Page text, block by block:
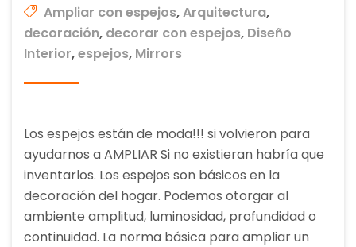
Ampliar con espejos,Arquitectura,
decoración, decorar con espejos, Diseño
Interior,espejos, Mirrors
Los espejos están de moda!!! si volvieron para
ayudarnos a AMPLIAR Si no existieran habría que
inventarlos. Los espejos son básicos en la
decoración del hogar. Podemos otorgar al
ambiente amplitud, luminosidad, profundidad o
continuidad. La norma básica para ampliar un